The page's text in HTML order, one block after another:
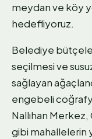
meydan ve köy
hedefliyoruz.
Belediye
seçilmesi ve
sağlayan
engebeli
Nallıhan
gibi mahallelerin